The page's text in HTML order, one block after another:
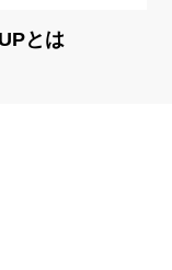
とは